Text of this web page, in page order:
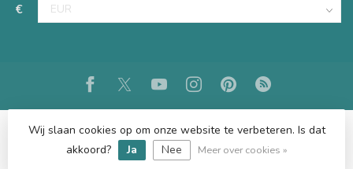
€
© Copyright 2026 KKEC
Wij slaan cookies op om onze website te verbeteren. Is dat
akkoord?
Ja Nee Meer over cookies »